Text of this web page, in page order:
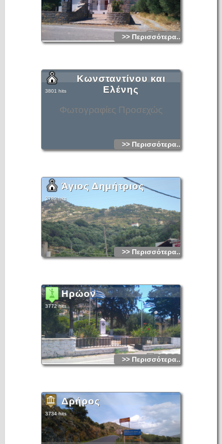
>> Περισσότερα...
Φωτογραφίες Προσεχώς
Κωνσταντίνου και
Ελένης
3801 hits
>> Περισσότερα...
Άγιος Δημήτριος
3782 hits
>> Περισσότερα...
Ηρώον
3772 hits
>> Περισσότερα...
Δρήρος
3734 hits